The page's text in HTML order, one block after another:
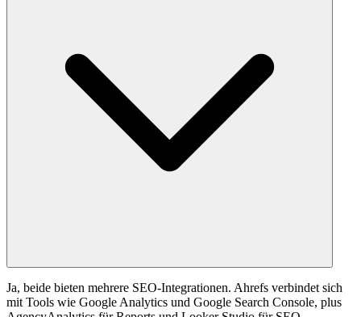
Ja, beide bieten mehrere SEO-Integrationen. Ahrefs verbindet sich
mit Tools wie Google Analytics und Google Search Console, plus